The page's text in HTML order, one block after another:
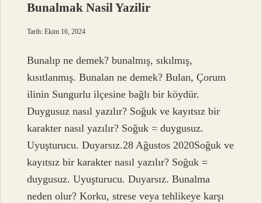
Bunalmak Nasil Yazilir
Tarih: Ekim 16, 2024
Bunalıp ne demek? bunalmış, sıkılmış,
kısıtlanmış. Bunalan ne demek? Bulan, Çorum
ilinin Sungurlu ilçesine bağlı bir köydür.
Duygusuz nasıl yazılır? Soğuk ve kayıtsız bir
karakter nasıl yazılır? Soğuk = duygusuz.
Uyuşturucu. Duyarsız.28 Ağustos 2020Soğuk ve
kayıtsız bir karakter nasıl yazılır? Soğuk =
duygusuz. Uyuşturucu. Duyarsız. Bunalma
neden olur? Korku, strese veya tehlikeye karşı